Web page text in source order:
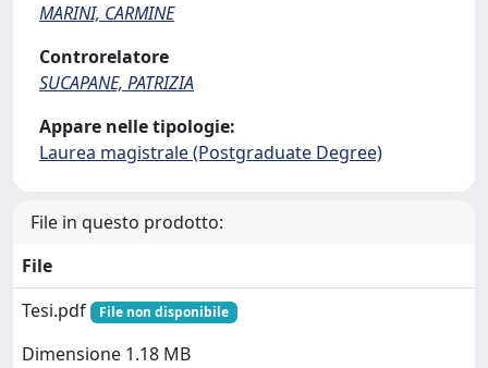
MARINI, CARMINE
Controrelatore
SUCAPANE, PATRIZIA
Appare nelle tipologie:
Laurea magistrale (Postgraduate Degree)
File in questo prodotto:
File
Tesi.pdf
File non disponibile
Dimensione 1.18 MB